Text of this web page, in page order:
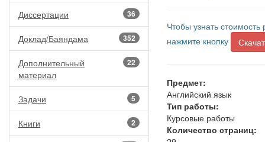
36
Диссертации
352
Доклад/Баяндама
22
Дополнительный
материал
5
Задачи
2
Книги
Чтобы узнать
нажмите кнопку
Предмет:
Английский язык
Тип работы:
Курсовые работы
Количество страниц: